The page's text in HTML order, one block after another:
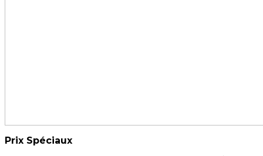
Prix Spéciaux